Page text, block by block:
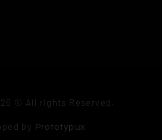
© All rights Reserved.
by Prototypux